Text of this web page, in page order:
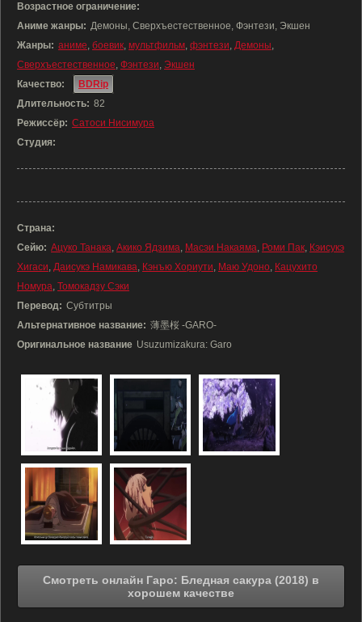
Возрастное ограничение:
Аниме жанры: Демоны, Сверхъестественное, Фэнтези, Экшен
Жанры: аниме, боевик, мультфильм, фэнтези, Демоны,
Сверхъестественное, Фэнтези, Экшен
Качество:
BDRip
Длительность: 82
Режиссёр: Сатоси Нисимура
Студия:
Страна:
Сейю: Ацуко Танака, Акико Ядзима, Масэи Накаяма, Роми Пак, Кэисукэ
Хигаси, Даисукэ Намикава, Кэнъю Хориути, Маю Удоно, Кацухито
Номура, Томокадзу Сэки
Перевод: Субтитры
Альтернативное название: 薄墨桜 -GARO-
Оригинальное название Usuzumizakura: Garo
Смотреть онлайн Гаро: Бледная сакура (2018) в
хорошем качестве